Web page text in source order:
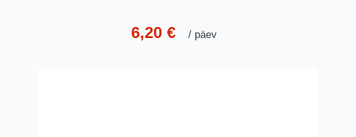
6,20 € päev